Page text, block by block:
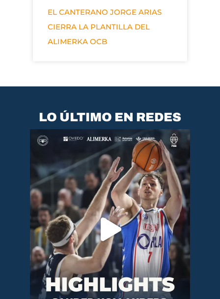
EL CANTERANO JORGE ARIAS
CIERRA LA PLANTILLA DEL
ALIMERKA OCB
LO ÚLTIMO EN REDES